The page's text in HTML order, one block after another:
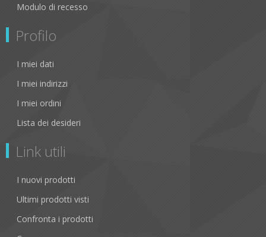
Modulo di recesso
Profilo
I miei dati
I miei indirizzi
I miei ordini
Lista dei desideri
Link utili
I nuovi prodotti
Ultimi prodotti visti
Confronta i prodotti